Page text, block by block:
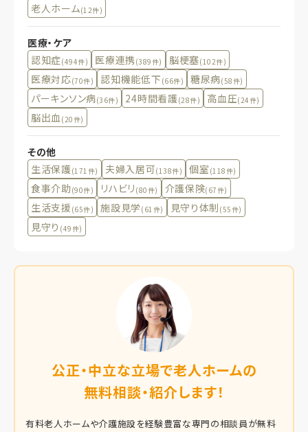
老人ホーム(12件)
医療・ケア
認知症(494件) 医療連携(389件) 脳梗塞(102件)
医療対応(70件) 認知機能低下 (66件) 糖尿病(58件)
パーキンソン病(36件) 24時間看護(28件) 高血圧(24件)
脳出血 (20件)
その他
生活保護(171件) 夫婦入居可(138件) 個室 (118件)
食事介助(90件) リハビリ (80件) 介護保険(67件)
生活支援 (65件) 施設見学 (61件) 見守り体制 (55件)
見守り (49件)
公正・中立な立場で老人ホームの
無料相談・紹介します！
有料老人ホームや介護施設を経験豊富な専門の相談員が無料